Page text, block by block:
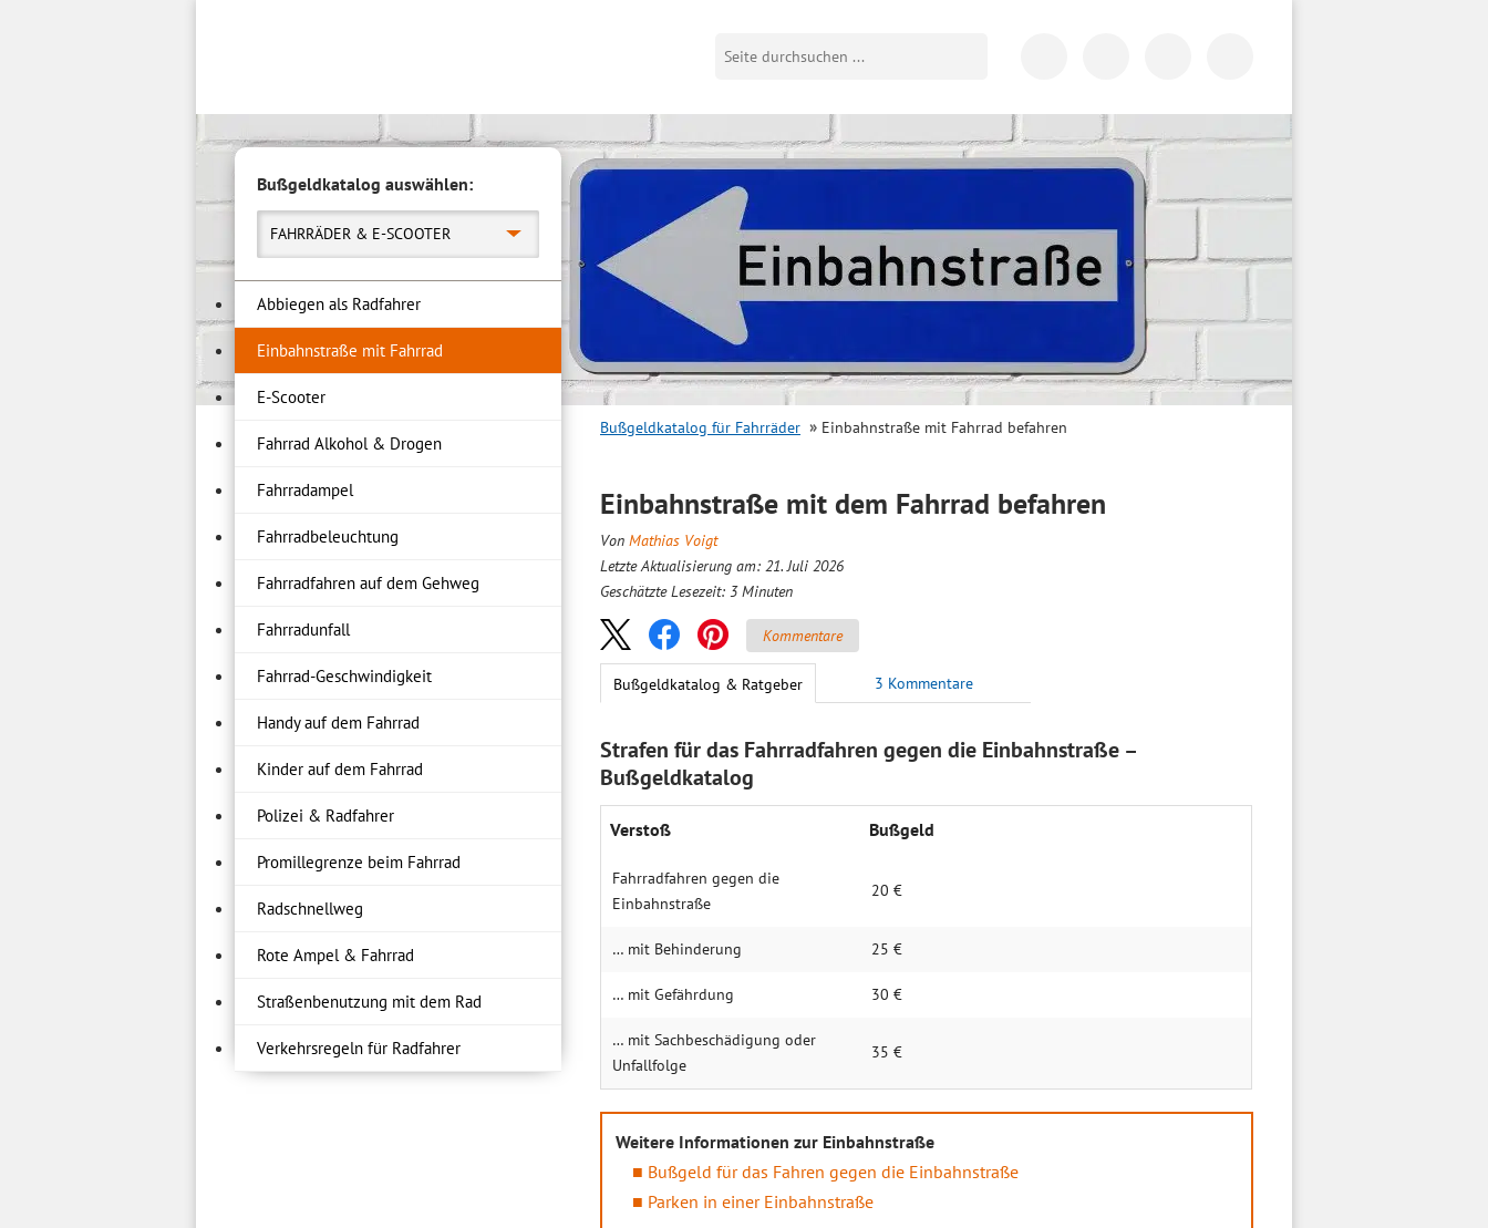
Bußgeldkatalog auswählen:
FAHRRÄDER & E-SCOOTER
Abbiegen als Radfahrer
Einbahnstraße mit Fahrrad
E-Scooter
Fahrrad Alkohol & Drogen
Fahrradampel
Fahrradbeleuchtung
Fahrradfahren auf dem Gehweg
Fahrradunfall
Fahrrad-Geschwindigkeit
Handy auf dem Fahrrad
Kinder auf dem Fahrrad
Polizei & Radfahrer
Promillegrenze beim Fahrrad
Radschnellweg
Rote Ampel & Fahrrad
Straßenbenutzung mit dem Rad
Verkehrsregeln für Radfahrer
Bußgeldkatalog für Fahrräder Einbahnstraße mit Fahrrad befahren
Einbahnstraße mit dem Fahrrad befahren
Von Mathias Voigt
Letzte Aktualisierung am: 21. Juli 2026
Geschätzte Lesezeit: 3 Minuten
Kommentare
Bußgeldkatalog & Ratgeber 3 Kommentare
Strafen für das Fahrradfahren gegen die Einbahnstraße –
Bußgeldkatalog
Verstoß Bußgeld
Fahrradfahren gegen die
Einbahnstraße
20 €
… mit Behinderung 25 €
… mit Gefährdung 30 €
… mit Sachbeschädigung oder
Unfallfolge
35 €
Weitere Informationen zur Einbahnstraße
Bußgeld für das Fahren gegen die Einbahnstraße
Parken in einer Einbahnstraße